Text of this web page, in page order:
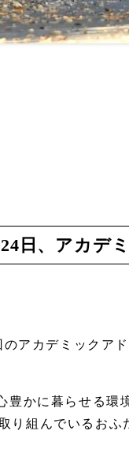
日、アカデ
アカデミックア
豊かに暮らせる環
り組んでいるお